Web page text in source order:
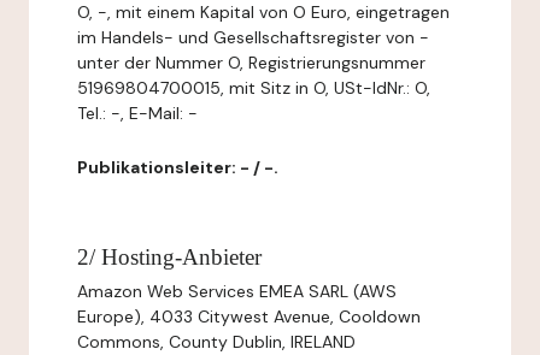
O, -, mit einem Kapital von O Euro, eingetragen
im Handels- und Gesellschaftsregister von -
unter der Nummer O, Registrierungsnummer
51969804700015, mit Sitz in O, USt-IdNr.: O,
Tel.: -, E-Mail: -
Publikationsleiter: - / -.
2/ Hosting-Anbieter
Amazon Web Services EMEA SARL (AWS
Europe), 4033 Citywest Avenue, Cooldown
Commons, County Dublin, IRELAND